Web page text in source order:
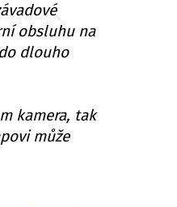
obsluhu na
dlouho
kamera, tak
může